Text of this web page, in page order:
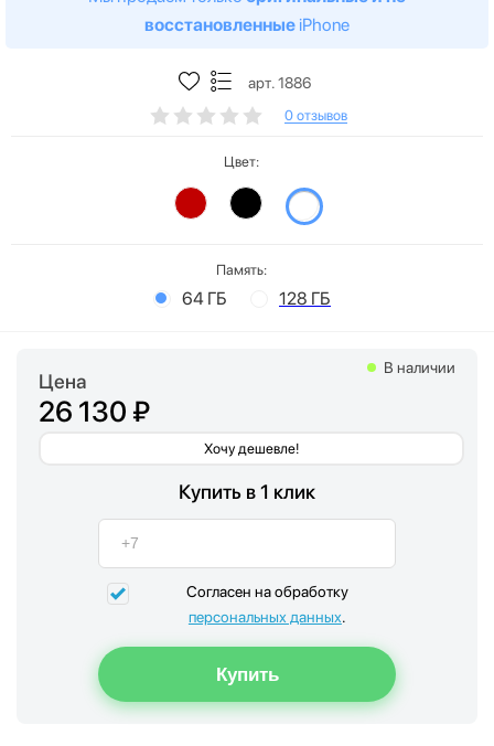
восстановленные iPhone
арт. 1886
0 отзывов
Цвет:
Память:
64 ГБ 128 ГБ
Цена
26 130 ₽
Хочу дешевле!
В наличии
Купить в 1 клик
Согласен на обработку
персональных данных.